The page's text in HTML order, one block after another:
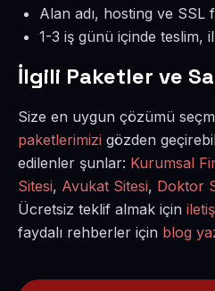
Alan adı, hosting ve SSL
1-3 iş günü içinde teslim,
İlgili Paketler ve
Size en uygun çözümü
paketlerimizi gözden
edilenler şunlar: Kurumsal
Sitesi, Avukat Sitesi, Doktor
Ücretsiz teklif almak için
faydalı rehberler için blog